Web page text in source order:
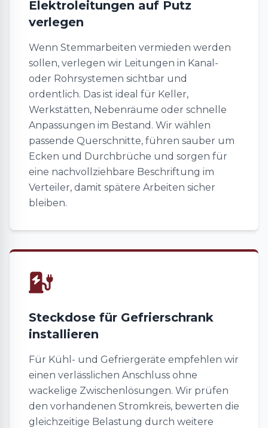
Elektroleitungen auf Putz
verlegen
Wenn Stemmarbeiten vermieden werden
sollen, verlegen wir Leitungen in Kanal-
oder Rohrsystemen sichtbar und
ordentlich. Das ist ideal für Keller,
Werkstätten, Nebenräume oder schnelle
Anpassungen im Bestand. Wir wählen
passende Querschnitte, führen sauber um
Ecken und Durchbrüche und sorgen für
eine nachvollziehbare Beschriftung im
Verteiler, damit spätere Arbeiten sicher
bleiben.
Steckdose für Gefrierschrank
installieren
Für Kühl- und Gefriergeräte empfehlen wir
einen verlässlichen Anschluss ohne
wackelige Zwischenlösungen. Wir prüfen
den vorhandenen Stromkreis, bewerten die
gleichzeitige Belastung durch weitere